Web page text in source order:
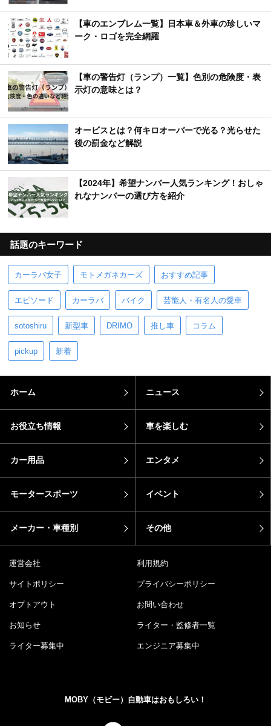
【車のエンブレム一覧】日本車＆外車の珍しいマ
ーク・ロゴを完全網羅
【車の警告灯（ランプ）一覧】色別の危険度・表
示灯の意味とは？
オービスとは？何キロオーバーで光る？光らせた
後の罰金など解説
【2024年】希望ナンバー人気ランキング！おしゃ
れなナンバーの選び方を紹介
話題のキーワード
カーラバ女子 モトメガネカーズ おすすめ記事
エピソード カーラバ バイク 芸能人・有名人の愛車
sotoshiru 新型車 DRIMO 推し車 コラム
pickup 新着
ホーム ニュース
お役立ち情報 車を楽しむ
カー用品 エンタメ
モータースポーツ イベント
メーカー・車種別 その他
運営会社 利用規約
サイトポリシー プライバシーポリシー
オプトアウト お問い合わせ
お知らせ ライター・監修者一覧
ライター募集中 エンジニア募集中
MOBY（モビー）自動車はおもしろい！